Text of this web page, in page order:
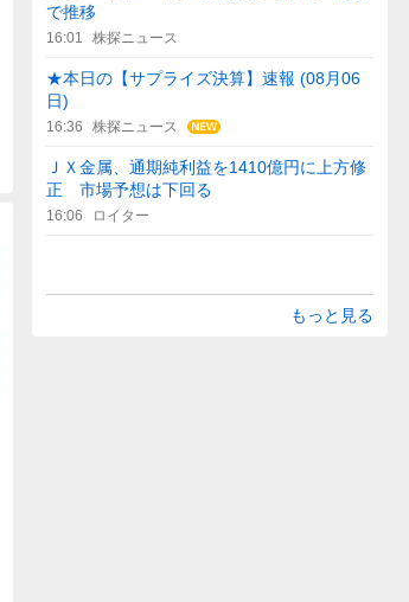
で推移
16:01 株探ニュース
★本日の【サプライズ決算】速報 (08月06
日)
16:36 株探ニュース
ＪＸ金属、通期純利益を1410億円に上方修
正 市場予想は下回る
16:06 ロイター
もっと見る